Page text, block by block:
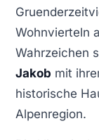
Wohnvierteln
Wahrzeichen
Jakob mit
historische
Alpenregion.